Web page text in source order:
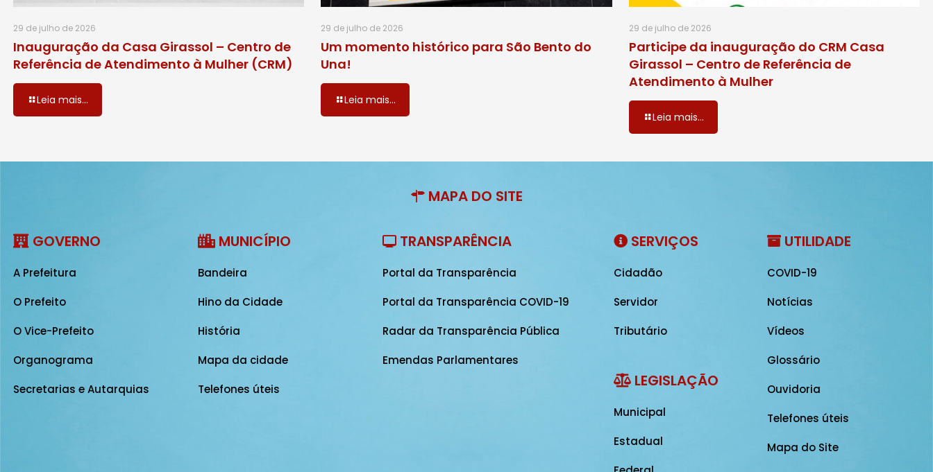
29 de julho de 2026
Inauguração da Casa Girassol – Centro de
Referência de Atendimento à Mulher (CRM)
Leia mais...
29 de julho de 2026
Um momento histórico para São Bento do
Una!
Leia mais...
29 de julho de 2026
Participe da inauguração do CRM Casa
Girassol – Centro de Referência de
Atendimento à Mulher
Leia mais...
MAPA DO SITE
GOVERNO
A Prefeitura
O Prefeito
O Vice-Prefeito
Organograma
Secretarias e Autarquias
MUNICÍPIO
Bandeira
Hino da Cidade
História
Mapa da cidade
Telefones úteis
TRANSPARÊNCIA
Portal da Transparência
Portal da Transparência COVID-19
Radar da Transparência Pública
Emendas Parlamentares
SERVIÇOS
Cidadão
Servidor
Tributário
LEGISLAÇÃO
Municipal
Estadual
UTILIDADE
COVID-19
Notícias
Vídeos
Glossário
Ouvidoria
Telefones úteis
Mapa do Site